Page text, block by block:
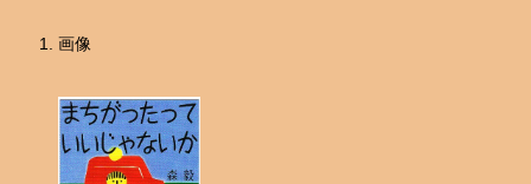
画像